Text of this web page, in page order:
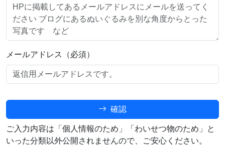
メールアドレス（必須）
確認
ご入力内容は「個人情報のため」「わいせつ物のため」と
いった分類以外公開されませんので、ご安心ください。